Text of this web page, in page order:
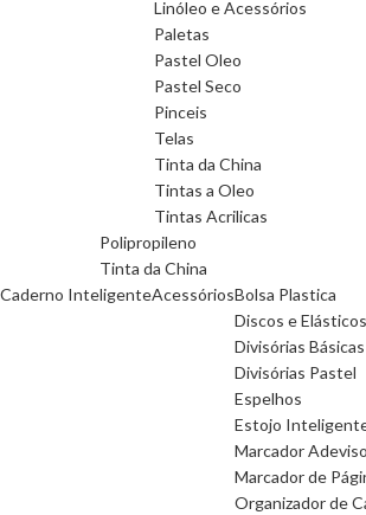
Linóleo e Acessórios
Paletas
Pastel Oleo
Pastel Seco
Pinceis
Telas
Tinta da China
Tintas a Oleo
Tintas Acrilicas
Polipropileno
Tinta da China
Caderno InteligenteAcessóriosBolsa Plastica
Discos e Elásticos
Divisórias Básicas
Divisórias Pastel
Espelhos
Estojo
Marcador
Marcador de
Organizador de